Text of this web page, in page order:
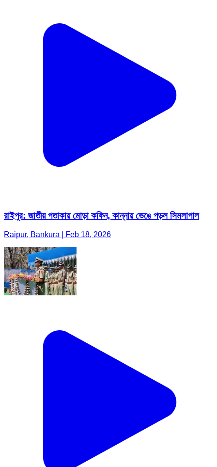
রাইপুর: জাতীয় পতাকায় মোড়া কফিন, কান্নায় ভেঙে পড়ল সিমলাপাল
Raipur, Bankura | Feb 18, 2026